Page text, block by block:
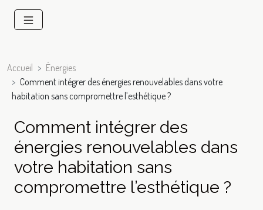
Accueil
Énergies
Comment intégrer des énergies renouvelables dans votre
habitation sans compromettre l’esthétique ?
Comment intégrer des
énergies renouvelables dans
votre habitation sans
compromettre l’esthétique ?